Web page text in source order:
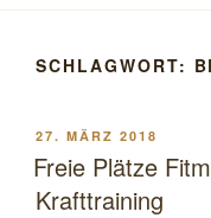
SCHLAGWORT:
VERÖFFENTLICHT
AM
27. MÄRZ 2018
Freie Plätze
Krafttraining